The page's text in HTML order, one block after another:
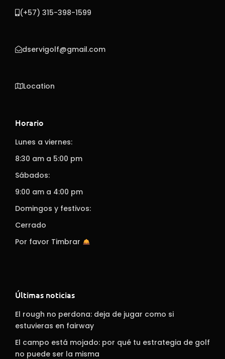
(+57) 315-398-1599
dservigolf@gmail.com
Location
Horario
Lunes a viernes:
8:30 am a 5:00 pm
Sábados:
9:00 am a 4:00 pm
Domingos y festivos:
Cerrado
Por favor Timbrar
Últimas noticias
El rough no perdona: deja de jugar como si
estuvieras en fairway
El campo está mojado: por qué tu estrategia de golf
no puede ser la misma